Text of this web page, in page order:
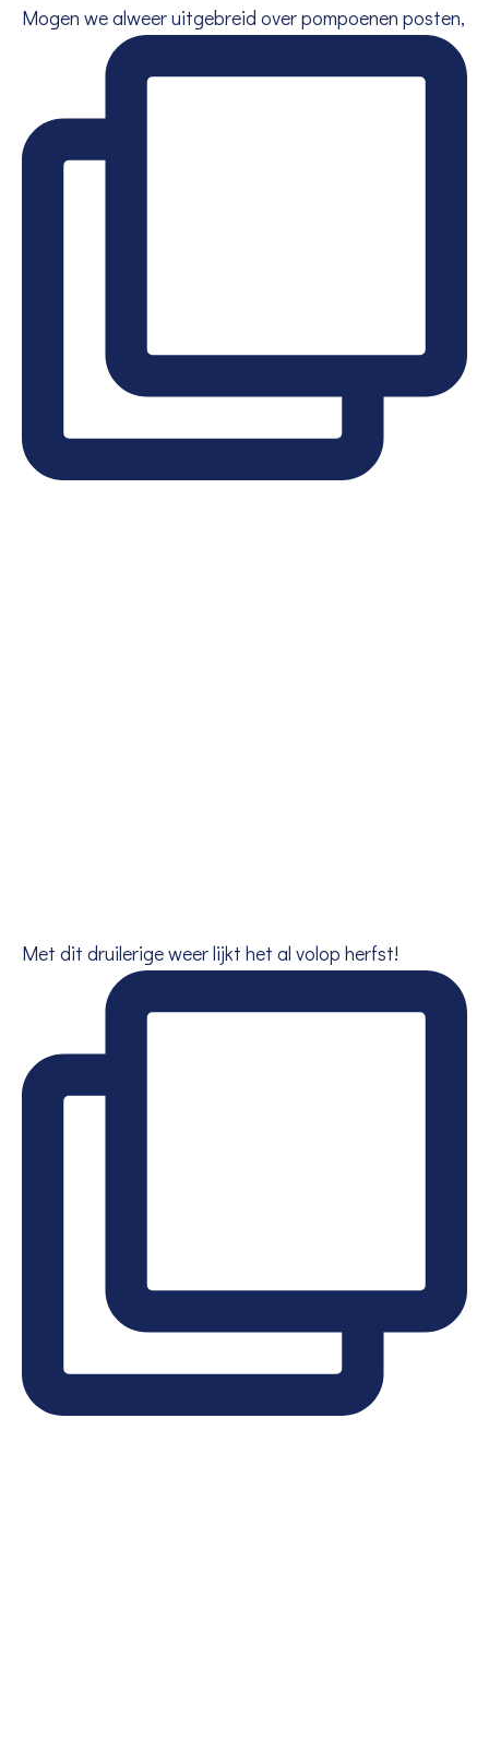
Mogen we alweer uitgebreid over pompoenen posten,
Met dit druilerige weer lijkt het al volop herfst!